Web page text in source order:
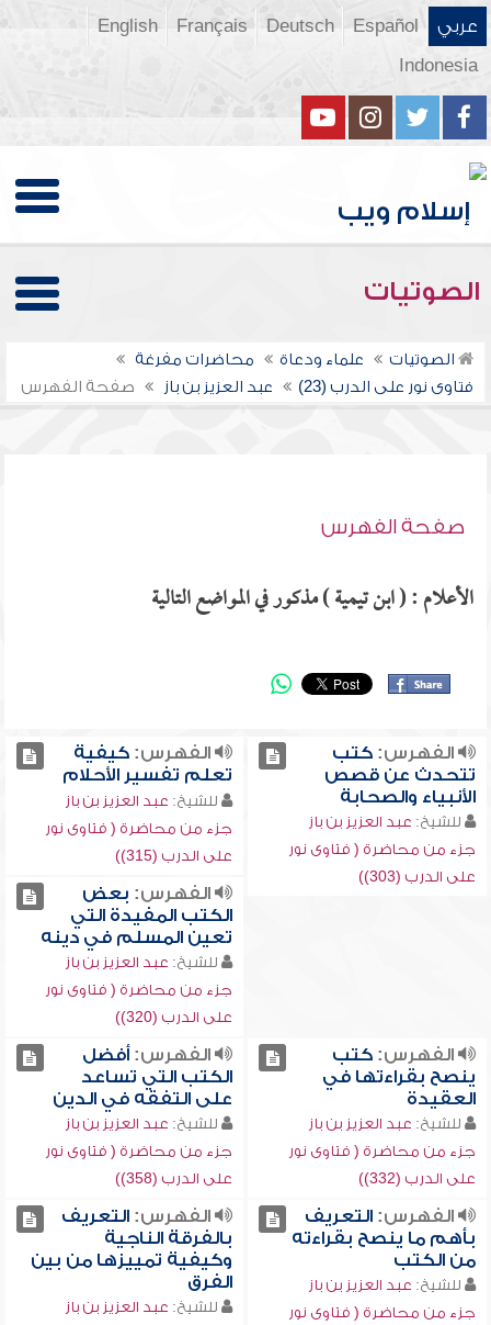
عربي Español
Deutsch
Français
English
Indonesia
الصوتيات
الصوتيات علماء ودعاة
محاضرات مفرغة
فتاوى نور على الدرب (23)
عبد العزيز بن باز صفحة الفهرس
صفحة الفهرس
الأعلام : ( ابن تيمية ) مذكور في المواضع التالية
الفهرس:كتب
تتحدث عن قصص
الأنبياء والصحابة
للشيخ: عبد العزيز بن باز
جزء من محاضرة ( فتاوى نور
على الدرب (303))
الفهرس:كيفية
تعلم تفسير الأحلام
للشيخ: عبد العزيز بن باز
جزء من محاضرة ( فتاوى نور
على الدرب (315))
الفهرس: بعض
الكتب المفيدة التي
تعين المسلم في دينه
للشيخ: عبد العزيز بن باز
جزء من محاضرة ( فتاوى نور
على الدرب (320))
الفهرس:كتب
ينصح بقراءتها في
العقيدة
للشيخ: عبد العزيز بن باز
جزء من محاضرة ( فتاوى نور
على الدرب (332))
الفهرس:أفضل
الكتب التي تساعد
على التفقه في الدين
للشيخ: عبد العزيز بن باز
جزء من محاضرة ( فتاوى نور
على الدرب (358))
الفهرس:التعريف
بأهم ما ينصح بقراءته
من الكتب
للشيخ: عبد العزيز بن باز
جزء من محاضرة ( فتاوى نور
الفهرس:التعريف
بالفرقة الناجية
وكيفية تمييزها من بين
الفرق
للشيخ: عبد العزيز بن باز